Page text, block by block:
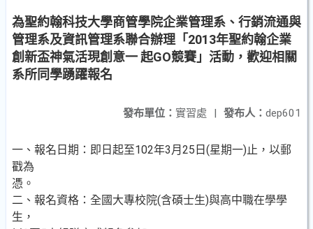
為聖約翰科技大學商管學院企業管理系、行銷流通與
管理系及資訊管理系聯合辦理「2013年聖約翰企業
創新盃神氣活現創意一 起GO競賽」活動，歡迎相關
系所同學踴躍報名
發布人： dep601
發布單位： 實習處 |
一、報名日期：即日起至102年3月25日(星期一)止，以郵
戳為
憑。
二、報名資格：全國大專校院(含碩士生)與高中職在學學
生，